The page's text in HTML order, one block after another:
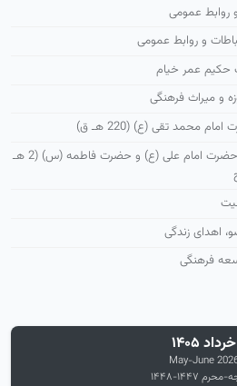
و روابط عمومی
و روابط عمومی
حکیم عمر خیام
و میراث فرهنگی
محمد تقی (ع) (220 هـ ق)
سالروز ازدواج حضرت امام علی (ع) و حضرت فاطمه (س) (2 هـ
اهدای زندگی
فرهنگی
خرداد ۱۴۰۵
May-June
۱۴۴۷-۱۴۴۸